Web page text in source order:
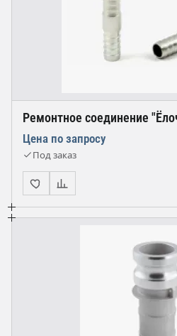
Ремонтное соединение
Цена по запросу
Под заказ